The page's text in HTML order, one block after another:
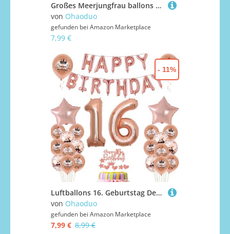
Großes Meerjungfrau ballons Geburtstag Deko 2 Jahre Mädchen, Meerjungfrauen Luftballons 2 Jahre geburtstag dekoration 2.Geburtstagsdeko Mädchen Meerjungfrau Folienballon 2 Geburtstag Deko(2)
von Ohaoduo
gefunden bei Amazon Marketplace
7,99 €
Luftballons 16. Geburtstag Dekoration mädchen Rosegold 16th Geburtstag Party Deko Set 16 geburtstag deko mädchen 16 jahre Rosegold 16 Folienballons 16(16)
von Ohaoduo
gefunden bei Amazon Marketplace
7,99 € 8,99 €
- 11%